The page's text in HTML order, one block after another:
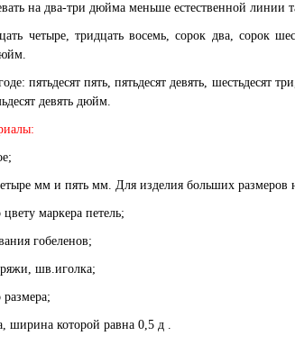
на два-три дюйма меньше естественной линии
четыре, тридцать восемь, сорок два, сорок
пятьдесят пять, пятьдесят девять, шестьдесят
девять дюйм.
мм и пять мм. Для изделия больших
маркера петель;
гобеленов;
шв.иголка;
ширина которой равна 0,5 д .